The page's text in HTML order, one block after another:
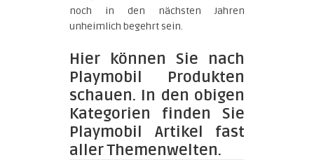
noch in den nächsten Jahren
unheimlich begehrt sein.
Hier können Sie nach
Playmobil Produkten
schauen. In den obigen
Kategorien finden Sie
Playmobil Artikel fast
aller Themenwelten.